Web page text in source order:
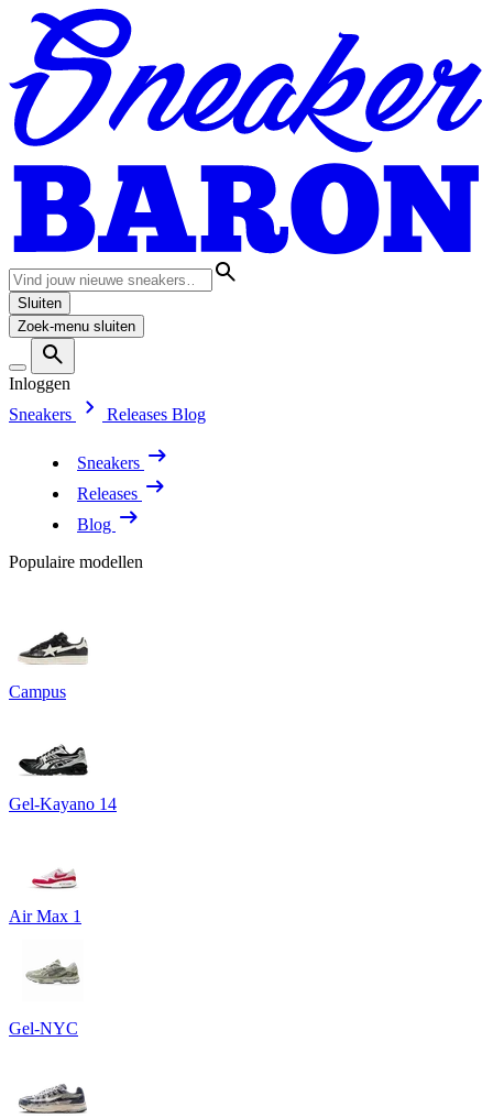
Sluiten
Zoek-menu sluiten
Inloggen
Sneakers
Releases Blog
Sneakers
Releases
Blog
Populaire modellen
Campus
Gel-Kayano 14
Air Max 1
Gel-NYC